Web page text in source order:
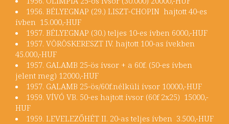
1956. BÉLYEGNAP (29.) LISZT-CHOPIN hajtott 40-es
ívben 15.000,-HUF
1957. BÉLYEGNAP (30.) teljes 10-es ívben 6000,-HUF
1957. VÖRÖSKERESZT IV. hajtott 100-as ívekben
45.000,-HUF
1957. GALAMB 25-ös ívsor + a 60f. (50-es ívben
jelent meg) 12000,-HUF
1957. GALAMB 25-ös/60f.nélküli ívsor 10000,-HUF
1959. VÍVÓ VB. 50-es hajtott ívsor (60f 2x25) 15000,-
HUF
1959. LEVELEZŐHÉT II. 20-as teljes ívben 3.500,-HUF